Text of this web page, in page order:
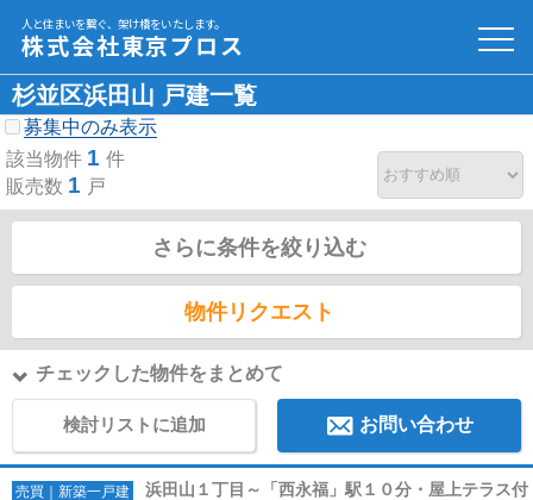
人と住まいを繋ぐ、架け橋をいたします。
株式会社東京プロス
杉並区浜田山 戸建一覧
募集中のみ表示
該当物件 1 件
販売数 1 戸
さらに条件を絞り込む
物件リクエスト
チェックした物件をまとめて
検討リストに追加 お問い合わせ
売買｜新築一戸建
浜田山１丁目～「西永福」駅１０分・屋上テラス付